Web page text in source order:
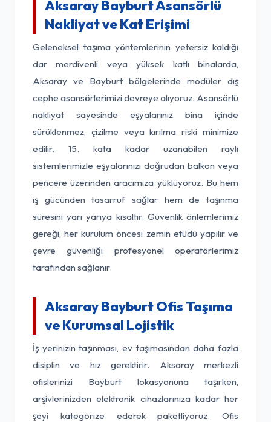
Aksaray Bayburt Asansörlü
Nakliyat ve Kat Erişimi
Geleneksel taşıma yöntemlerinin yetersiz kaldığı
dar merdivenli veya yüksek katlı binalarda,
Aksaray ve Bayburt bölgelerinde modüler dış
cephe asansörlerimizi devreye alıyoruz. Asansörlü
nakliyat sayesinde eşyalarınız bina içinde
sürüklenmez, çizilme veya kırılma riski minimize
edilir. 15. kata kadar uzanabilen raylı
sistemlerimizle eşyalarınızı doğrudan balkon veya
pencere üzerinden aracımıza yüklüyoruz. Bu hem
iş gücünden tasarruf sağlar hem de taşınma
süresini yarı yarıya kısaltır. Güvenlik önlemlerimiz
gereği, her kurulum öncesi zemin etüdü yapılır ve
çevre güvenliği profesyonel operatörlerimiz
tarafından sağlanır.
Aksaray Bayburt Ofis Taşıma
ve Kurumsal Lojistik
İş yerinizin taşınması, ev taşımasından daha fazla
disiplin ve hız gerektirir. Aksaray merkezli
ofislerinizi Bayburt lokasyonuna taşırken,
arşivlerinizden elektronik cihazlarınıza kadar her
şeyi kategorize ederek paketliyoruz. Ofis